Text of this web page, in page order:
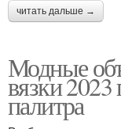
читать дальше →
Модные
вязки 2023
палитра